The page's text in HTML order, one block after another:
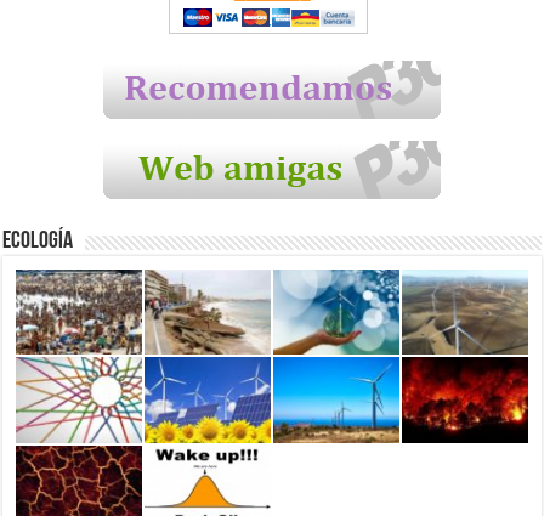
Ecología